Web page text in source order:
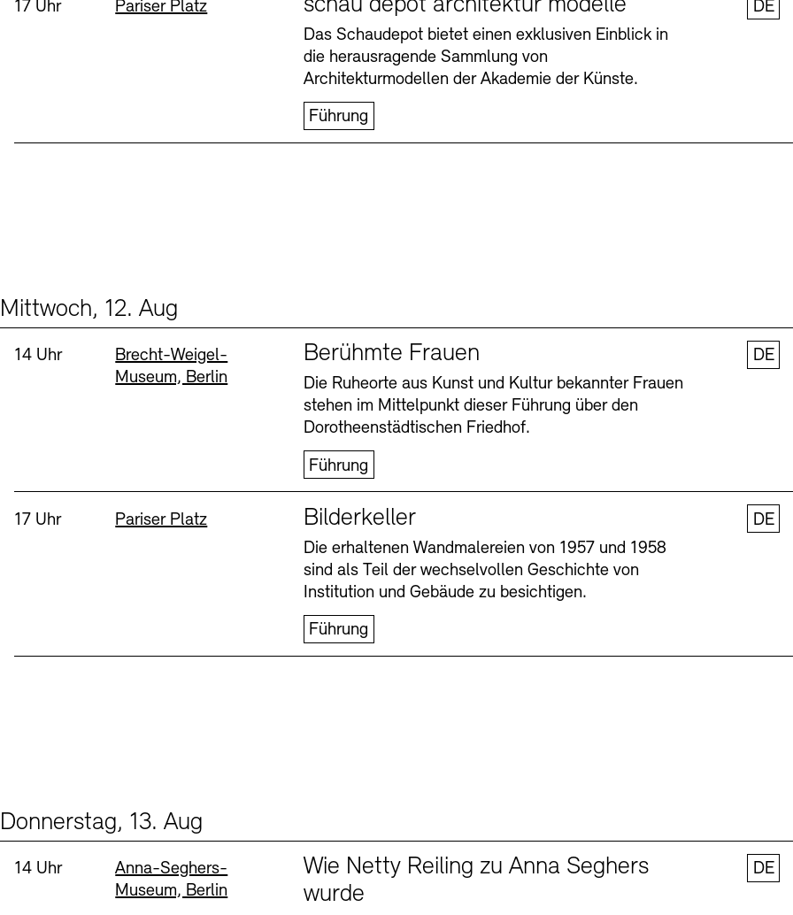
Vermittlungsprogramm
Uhrzeit:
17 Uhr Standort
Pariser Platz
Das Schaudepot bietet einen exklusiven Einblick in
die herausragende Sammlung von
Architekturmodellen der Akademie der Künste.
Führung
DE
Mittwoch, 12. Aug
Uhrzeit:
14 Uhr Standort
Brecht-Weigel-
Museum, Berlin
Berühmte Frauen
Die Ruheorte aus Kunst und Kultur bekannter Frauen
stehen im Mittelpunkt dieser Führung über den
Dorotheenstädtischen Friedhof.
Führung
DE
Uhrzeit:
17 Uhr Standort
Pariser Platz Bilderkeller
Die erhaltenen Wandmalereien von 1957 und 1958
sind als Teil der wechselvollen Geschichte von
Institution und Gebäude zu besichtigen.
Führung
DE
Donnerstag, 13. Aug
Uhrzeit:
14 Uhr Standort
Anna-Seghers-
Museum, Berlin
Wie Netty Reiling zu Anna Seghers
wurde
DE